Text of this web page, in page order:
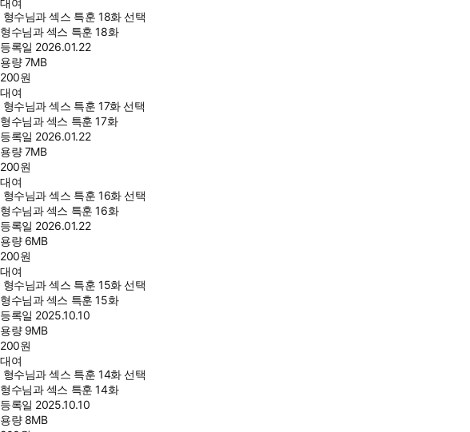
대여
형수님과 섹스 특훈 18화 선택
형수님과 섹스 특훈 18화
등록일 2026.01.22
용량7MB
200원
대여
형수님과 섹스 특훈 17화 선택
형수님과 섹스 특훈 17화
등록일 2026.01.22
용량7MB
200원
대여
형수님과 섹스 특훈 16화 선택
형수님과 섹스 특훈 16화
등록일 2026.01.22
용량 6MB
200원
대여
형수님과 섹스 특훈 15화 선택
형수님과 섹스 특훈 15화
등록일 2025.10.10
용량 9MB
200원
대여
형수님과 섹스 특훈 14화 선택
형수님과 섹스 특훈 14화
등록일 2025.10.10
용량 8MB